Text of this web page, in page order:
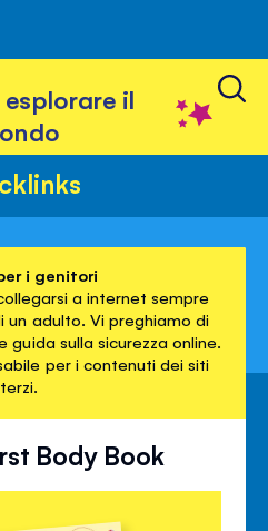
il
i genitori
a internet sempre
un adulto. Vi preghiamo di
guida sulla sicurezza online.
per i contenuti dei siti
terzi.
Body Book